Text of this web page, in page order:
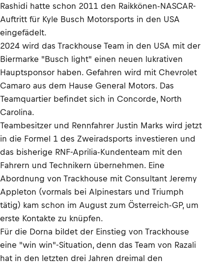
Rashidi hatte schon 2011 den Raikkönen-NASCAR-
Auftritt für Kyle Busch Motorsports in den USA
eingefädelt.
2024 wird das Trackhouse Team in den USA mit der
Biermarke "Busch light" einen neuen lukrativen
Hauptsponsor haben. Gefahren wird mit Chevrolet
Camaro aus dem Hause General Motors. Das
Teamquartier befindet sich in Concorde, North
Carolina.
Teambesitzer und Rennfahrer Justin Marks wird jetzt
in die Formel 1 des Zweiradsports investieren und
das bisherige RNF-Aprilia-Kundenteam mit den
Fahrern und Technikern übernehmen. Eine
Abordnung von Trackhouse mit Consultant Jeremy
Appleton (vormals bei Alpinestars und Triumph
tätig) kam schon im August zum Österreich-GP, um
erste Kontakte zu knüpfen.
Für die Dorna bildet der Einstieg von Trackhouse
eine "win win"-Situation, denn das Team von Razali
hat in den letzten drei Jahren dreimal den